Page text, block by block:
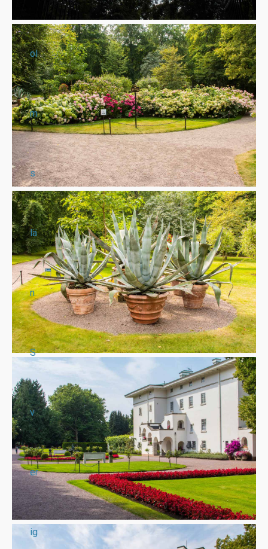
ol
m
s
lä
n
S
v
er
ig